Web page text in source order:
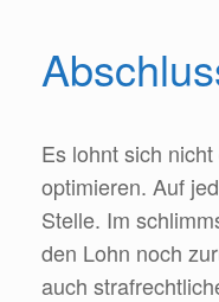
Es lohnt sich
optimieren. Auf
Stelle. Im
den Lohn noch
auch